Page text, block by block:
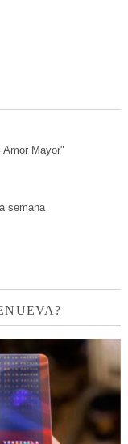
Mayor"
semana